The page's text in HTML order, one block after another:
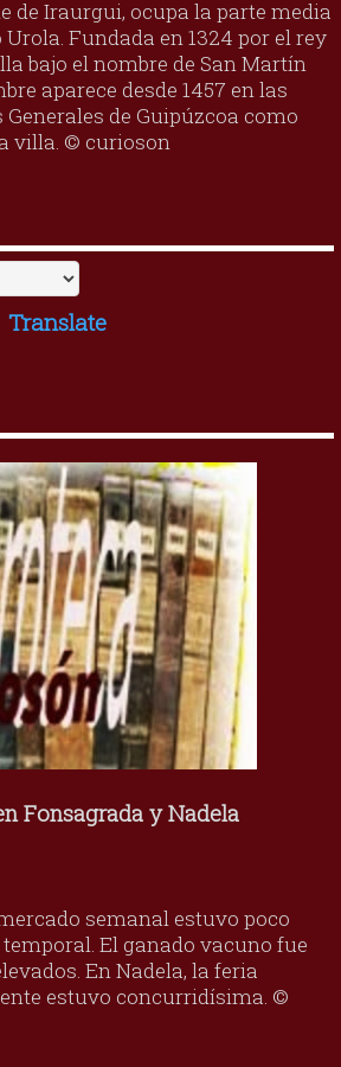
de Iraurgui, ocupa la parte media
Fundada en 1324 por el rey
bajo el nombre de San Martín
aparece desde 1457 en las
de Guipúzcoa como
villa. © curioson
Translate
Fonsagrada y Nadela
semanal estuvo poco
El ganado vacuno fue
En Nadela, la feria
estuvo concurridísima. ©